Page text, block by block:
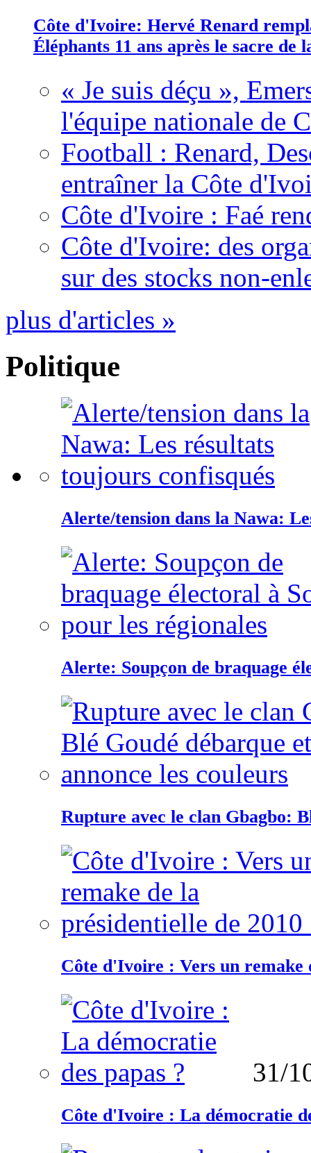
Côte d'Ivoire: Hervé Renard
Éléphants 11 ans après le sacre de
« Je suis déçu »,
l'équipe nationale de
Football : Renard,
entraîner la Côte
Côte d'Ivoire : Faé
Côte d'Ivoire: des
sur des stocks non-
plus d'articles »
Politique
Alerte/tension dans la Nawa:
Alerte: Soupçon de braquage
Rupture avec le clan Gbagbo:
Côte d'Ivoire : Vers un remake
31/
Côte d'Ivoire : La démocratie